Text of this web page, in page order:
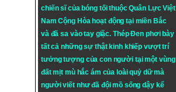
chiến sĩ của bóng tối thuộc Quân Lực Việt
Nam Cộng Hòa hoạt động tại miền Bắc
và đã sa vào tay giặc. Thép Đen phơi bày
tất cả những sự thật kinh khiếp vượt trí
tưởng tượng của con người tại một vùng
đất mịt mù hắc ám của loài quỷ dữ mà
người viết như đã đội mồ sống dậy kể